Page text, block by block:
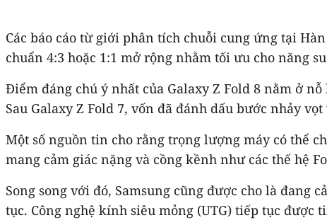
Các báo cáo từ giới phân tích chuỗi cung ứng tại
chuẩn 4:3 hoặc 1:1 mở rộng nhằm tối ưu cho năng
Điểm đáng chú ý nhất của Galaxy Z Fold 8 nằm ở
Sau Galaxy Z Fold 7, vốn đã đánh dấu bước nhảy
Một số nguồn tin cho rằng trọng lượng máy có thể
mang cảm giác nặng và cồng kềnh như các thế hệ
Song song với đó, Samsung cũng được cho là
tục. Công nghệ kính siêu mỏng (UTG) tiếp tục